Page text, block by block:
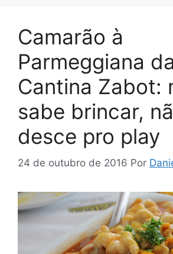
Camarão à
Parmeggiana da
Cantina Zabot:
sabe brincar,
desce pro play
24 de outubro de 2016 Por